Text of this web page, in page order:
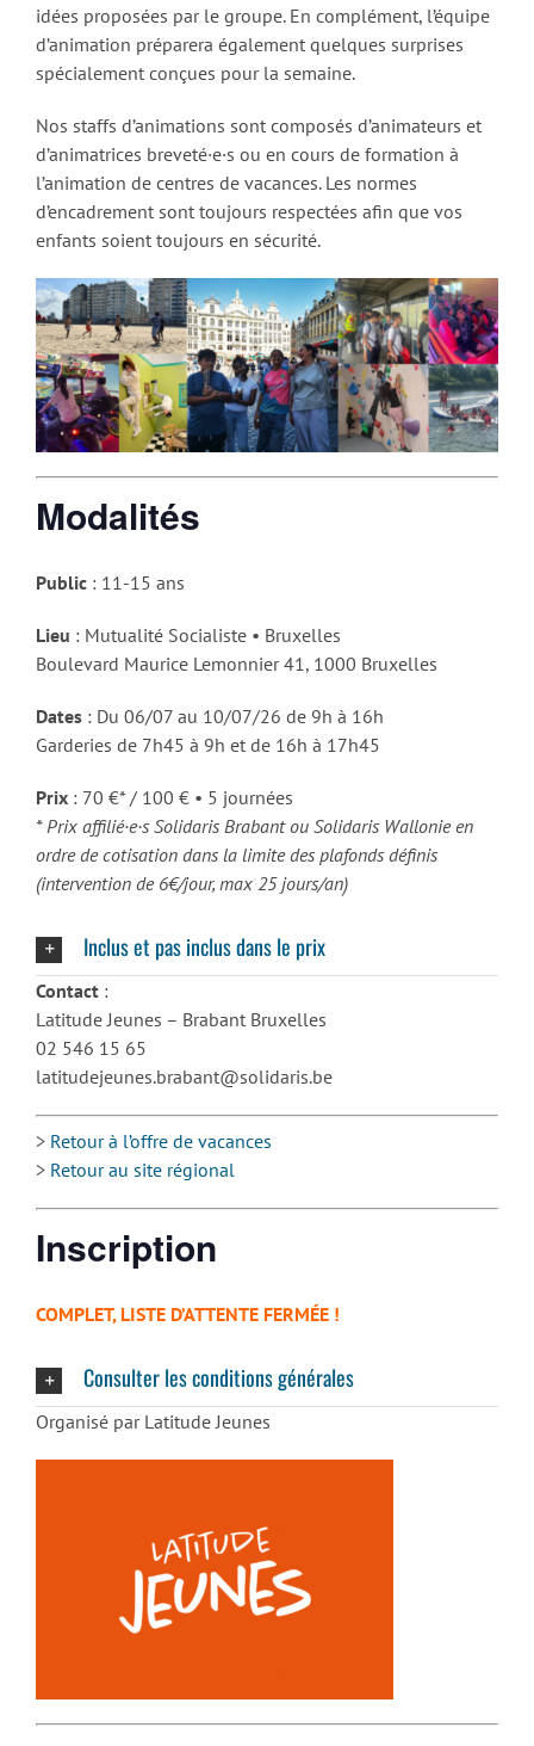
idées proposées par le groupe. En complément, l’équipe
d’animation préparera également quelques surprises
spécialement conçues pour la semaine.
Nos staffs d’animations sont composés d’animateurs et
d’animatrices breveté·e·s ou en cours de formation à
l’animation de centres de vacances. Les normes
d’encadrement sont toujours respectées afin que vos
enfants soient toujours en sécurité.
Modalités
Public : 11-15 ans
Lieu : Mutualité Socialiste • Bruxelles
Boulevard Maurice Lemonnier 41, 1000 Bruxelles
Dates : Du 06/07 au 10/07/26 de 9h à 16h
Garderies de 7h45 à 9h et de 16h à 17h45
Prix : 70 €* / 100 € • 5 journées
* Prix affilié·e·s Solidaris Brabant ou Solidaris Wallonie en
ordre de cotisation dans la limite des plafonds définis
(intervention de 6€/jour, max 25 jours/an)
Inclus et pas inclus dans le prix
Contact :
Latitude Jeunes – Brabant Bruxelles
02 546 15 65
latitudejeunes.brabant@solidaris.be
> Retour à l’offre de vacances
> Retour au site régional
Inscription
COMPLET, LISTE D’ATTENTE FERMÉE !
Consulter les conditions générales
Organisé par Latitude Jeunes